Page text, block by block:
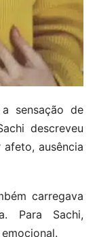
sensação de
descreveu
ausência
carregava
Para Sachi,